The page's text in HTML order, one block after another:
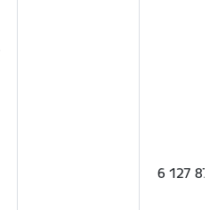
6 127 873